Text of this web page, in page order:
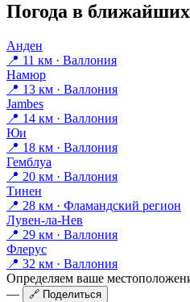
Погода в ближайших
Анден
📍 11 км · Валлония
Намюр
📍 13 км · Валлония
Jambes
📍 14 км · Валлония
Юи
📍 18 км · Валлония
Гемблуа
📍 20 км · Валлония
Тинен
📍 28 км · Фламандский регион
Лувен-ла-Нев
📍 29 км · Валлония
Флерус
📍 32 км · Валлония
Определяем ваше
—
🔗 Поделиться